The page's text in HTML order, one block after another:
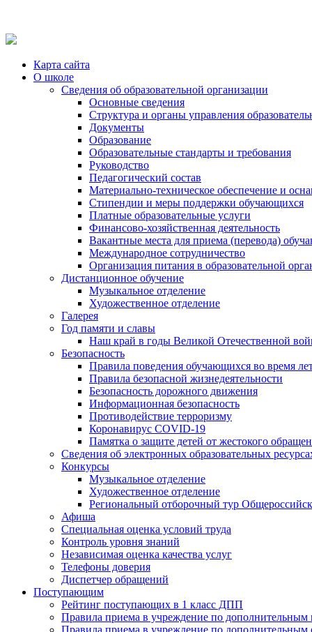
Карта сайта
О школе
Сведения об образовательной организации
Основные сведения
Структура и органы управления
Документы
Образование
Образовательные стандарты и требования
Руководство
Педагогический состав
Материально-техническое обеспечение и
Стипендии и меры поддержки обучающихся
Платные образовательные услуги
Финансово-хозяйственная деятельность
Вакантные места для приема (перевода)
Международное сотрудничество
Организация питания в образовательной
Дистанционное обучение
Музыкальное отделение
Художественное отделение
Галерея
Год памяти и славы
Наш край в годы Великой Отечественной
Безопасность
Правила поведения обучающихся во время
Правила безопасной жизнедеятельности
Безопасность дорожного движения
Информационная безопасность
Противодействие терроризму
Коронавирус COVID-19
Памятка о защите детей от жестокого
Сведения об электронных образовательных
Конкурсы
Музыкальное отделение
Художественное отделение
Региональный отборочный тур
Афиша
Специальная оценка условий труда
Контроль уровня знаний
Независимая оценка качества услуг
Телефоны доверия
Диспетчер обращений
Поступающим
Рейтинг поступающих в 1 класс ДПП
Правила приема в учреждение
Правила приема в